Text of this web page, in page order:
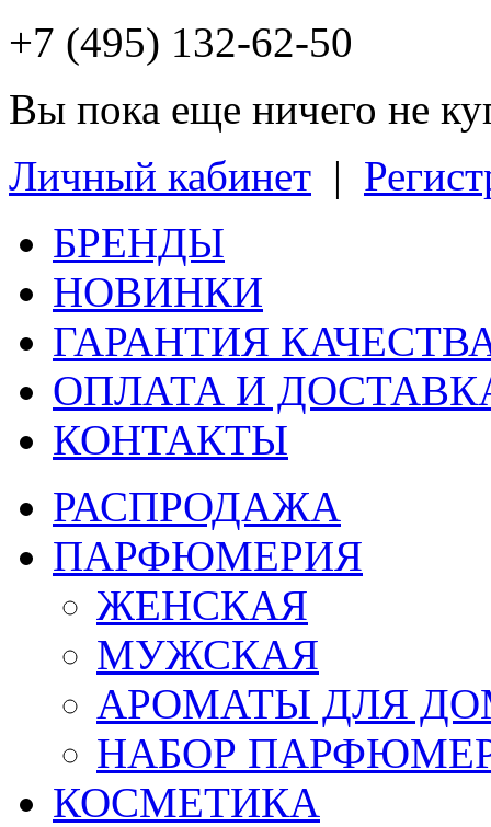
+7 (495) 132-62-50
Вы пока еще ничего не
Личный кабинет |
БРЕНДЫ
НОВИНКИ
ГАРАНТИЯ
ОПЛАТА И
КОНТАКТЫ
РАСПРОДАЖА
ПАРФЮМЕРИЯ
ЖЕНСКАЯ
МУЖСКАЯ
АРОМАТЫ ДЛЯ
НАБОР
КОСМЕТИКА